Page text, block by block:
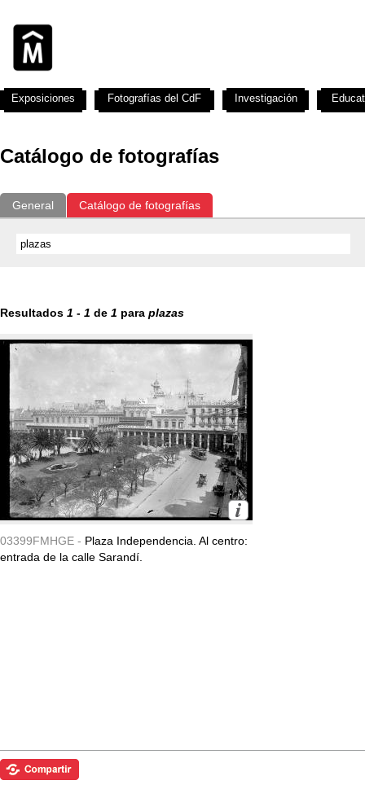
Catálogo de fotografías
General Catálogo de fotografías
Resultados 1 - 1 de 1 para plazas
03399FMHGE - Plaza Independencia. Al centro:
entrada de la calle Sarandí.
Exposiciones Fotografías del CdF Investigación